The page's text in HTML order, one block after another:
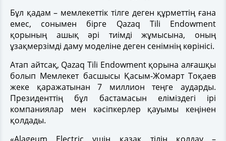
Бұл қадам – мемлекеттік тілге деген құрметтің ғана
емес, сонымен бірге Qazaq Tili Endowment
қорының ашық әрі тиімді жұмысына, оның
ұзақмерзімді даму моделіне деген сенімнің көрінісі.
Атап айтсақ, Qazaq Tili Endowment қорына алғашқы
болып Мемлекет басшысы Қасым-Жомарт Тоқаев
жеке қаражатынан 7 миллион теңге аударды.
Президенттің бұл бастамасын еліміздегі ірі
компаниялар мен кәсіпкерлер қауымы кеңінен
қолдады.
«Alageum Electric үшін қазақ тілін қолдау –